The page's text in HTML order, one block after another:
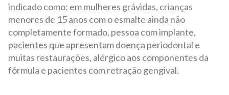
indicado como: em mulheres grávidas, crianças
menores de 15 anos com o esmalte ainda não
completamente formado, pessoa com implante,
pacientes que apresentam doença periodontal e
muitas restaurações, alérgico aos componentes da
fórmula e pacientes com retração gengival.